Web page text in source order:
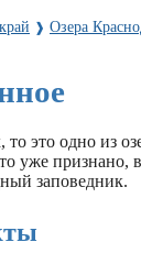
❱ Озера
то это одно из
уже признано,
заповедник.